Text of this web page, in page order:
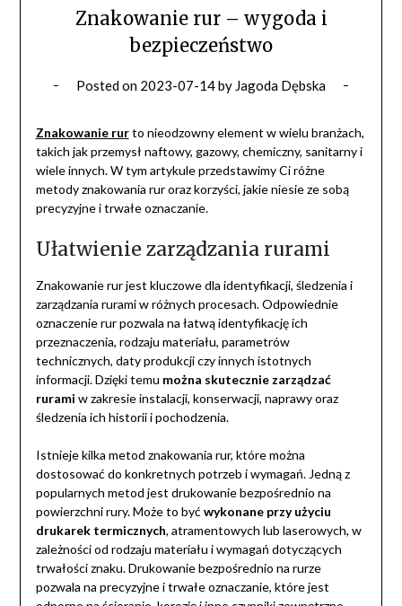
Znakowanie rur – wygoda i
bezpieczeństwo
Posted on 2023-07-14by Jagoda Dębska
Znakowanie rurto nieodzowny element w wielu branżach,
takich jak przemysł naftowy, gazowy, chemiczny, sanitarny i
wiele innych. W tym artykule przedstawimy Ci różne
metody znakowania rur oraz korzyści, jakie niesie ze sobą
precyzyjne i trwałe oznaczanie.
Ułatwienie zarządzania rurami
Znakowanie rur jest kluczowe dla identyfikacji, śledzenia i
zarządzania rurami w różnych procesach. Odpowiednie
oznaczenie rur pozwala na łatwą identyfikację ich
przeznaczenia, rodzaju materiału, parametrów
technicznych, daty produkcji czy innych istotnych
informacji. Dzięki temu można skutecznie zarządzać
rurami w zakresie instalacji, konserwacji, naprawy oraz
śledzenia ich historii i pochodzenia.
Istnieje kilka metod znakowania rur, które można
dostosować do konkretnych potrzeb i wymagań. Jedną z
popularnych metod jest drukowanie bezpośrednio na
powierzchni rury. Może to być wykonane przy użyciu
drukarek termicznych, atramentowych lub laserowych, w
zależności od rodzaju materiału i wymagań dotyczących
trwałości znaku. Drukowanie bezpośrednio na rurze
pozwala na precyzyjne i trwałe oznaczanie, które jest